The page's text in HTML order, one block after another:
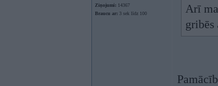
Ziņojumi: 14367
Braucu ar: 3 sek līdz 100
Arī
gribēs